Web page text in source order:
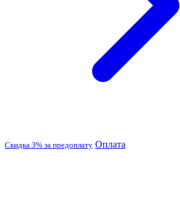
Скидка 3% за предоплату Оплата